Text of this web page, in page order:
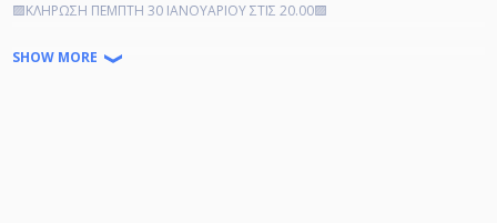
🟪ΚΛΗΡΩΣΗ ΠΕΜΠΤΗ 30 ΙΑΝΟΥΑΡΙΟΥ ΣΤΙΣ 20.00🟪
SHOW MORE